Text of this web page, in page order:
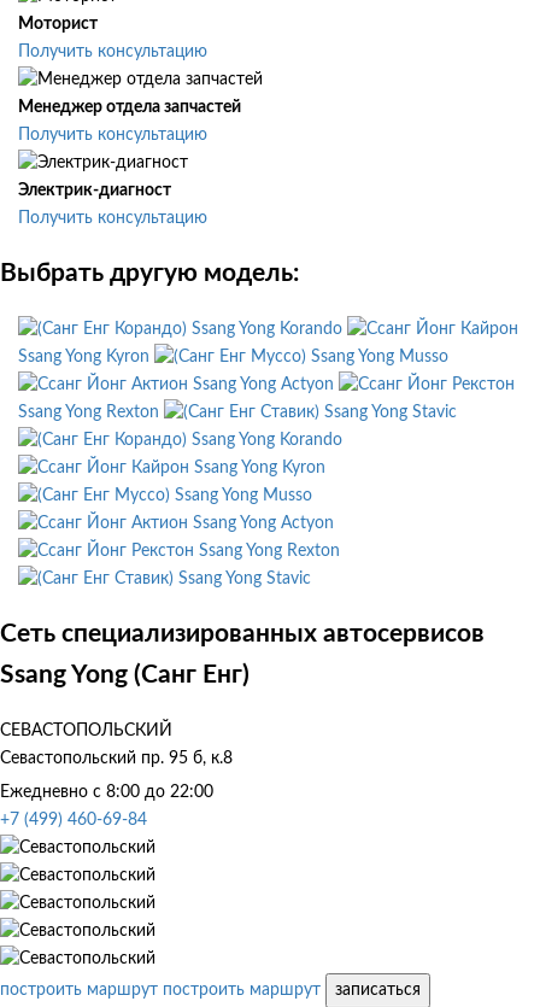
Моторист
Получить консультацию
Менеджер отдела запчастей
Получить консультацию
Электрик-диагност
Получить консультацию
Выбрать другую модель:
Ssang Yong Korando
Ssang Yong Kyron
Ssang Yong Musso
Ssang Yong Actyon
Ssang Yong Rexton
Ssang Yong Stavic
Ssang Yong Korando
Ssang Yong Kyron
Ssang Yong Musso
Ssang Yong Actyon
Ssang Yong Rexton
Ssang Yong Stavic
Сеть специализированных автосервисов
Ssang Yong (Санг Енг)
СЕВАСТОПОЛЬСКИЙ
Севастопольский пр. 95 б, к.8
Ежедневно с 8:00 до 22:00
+7 (499) 460-69-84
построить маршрут построить маршрут
записаться